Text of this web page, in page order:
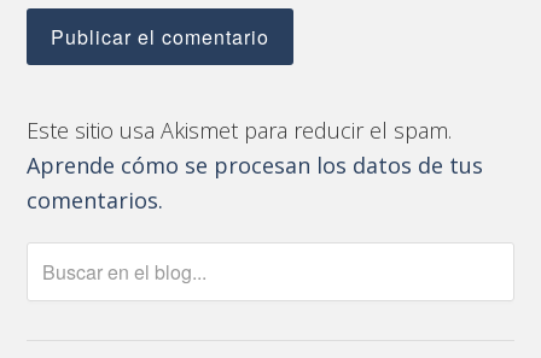
Este sitio usa Akismet para reducir el spam.
Aprende cómo se procesan los datos de tus
comentarios.